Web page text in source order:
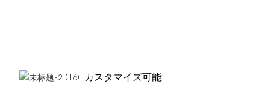
カスタマイズ可能